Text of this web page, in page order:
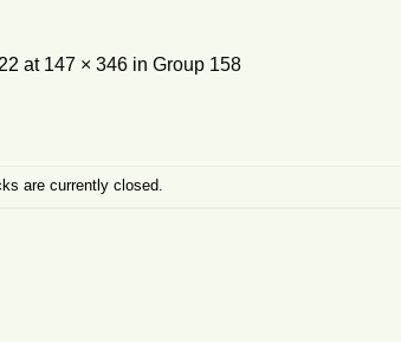
at 147 × 346 in Group 158
are currently closed.